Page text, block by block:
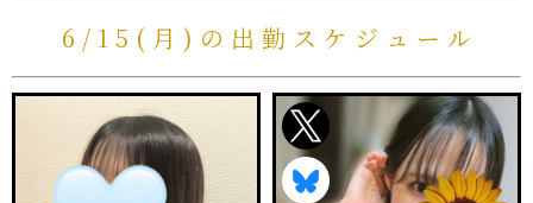
6/15(月)の出勤スケジュール